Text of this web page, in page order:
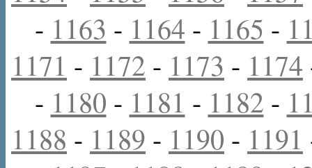
- 1163 - 1164 - 1165 -
1171 - 1172 - 1173 - 1174
- 1180 - 1181 - 1182 -
1188 - 1189 - 1190 - 1191